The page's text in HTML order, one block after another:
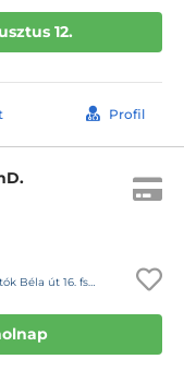
12.
Profil
Béla út 16. fsz.1.